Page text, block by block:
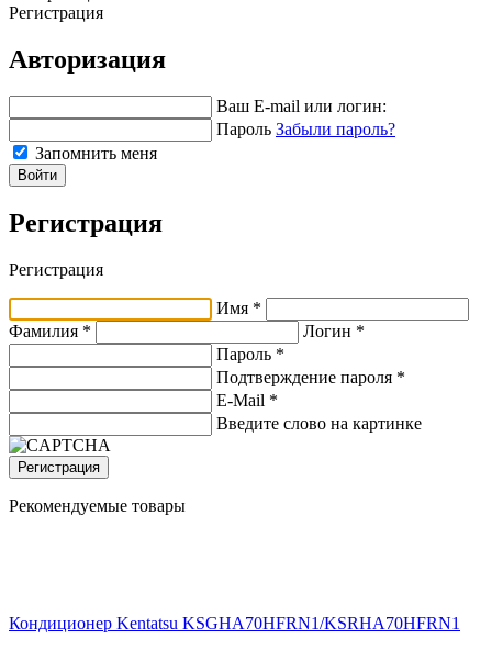
Регистрация
Авторизация
Ваш E-mail или логин:
Пароль Забыли пароль?
Запомнить меня
Войти
Регистрация
Регистрация
Имя *
Фамилия *
Логин *
Пароль *
Подтверждение пароля *
E-Mail *
Введите слово на картинке
Регистрация
Рекомендуемые товары
Кондиционер Kentatsu KSGHA70HFRN1/KSRHA70HFRN1